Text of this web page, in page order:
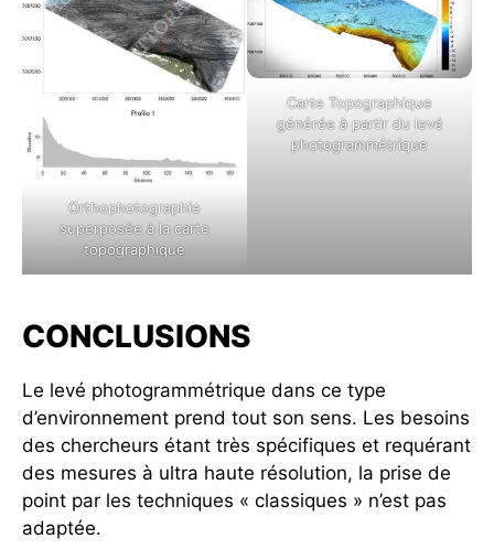
Orthophotographie
superposée à la carte
topographique
Carte Topographique
générée à partir du levé
photogrammétrique
CONCLUSIONS
Le levé photogrammétrique dans ce type
d’environnement prend tout son sens. Les besoins
des chercheurs étant très spécifiques et requérant
des mesures à ultra haute résolution, la prise de
point par les techniques « classiques » n’est pas
adaptée.